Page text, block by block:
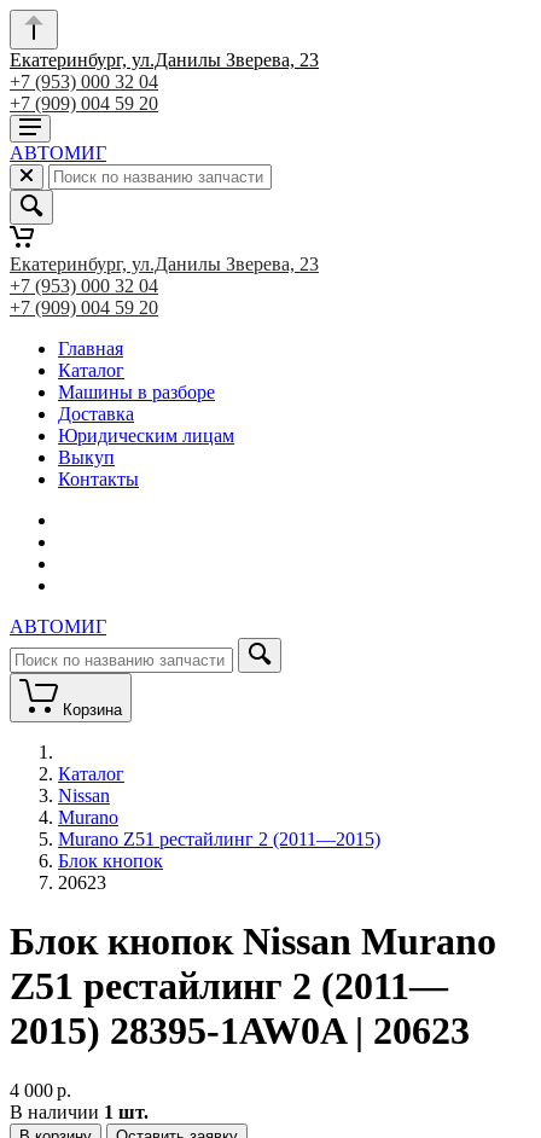
Екатеринбург, ул.Данилы Зверева, 23
+7 (953) 000 32 04
+7 (909) 004 59 20
АВТОМИГ
Екатеринбург, ул.Данилы Зверева, 23
+7 (953) 000 32 04
+7 (909) 004 59 20
Главная
Каталог
Машины в разборе
Доставка
Юридическим лицам
Выкуп
Контакты
АВТОМИГ
Корзина
Каталог
Nissan
Murano
Murano Z51 рестайлинг 2 (2011—2015)
Блок кнопок
20623
Блок кнопок Nissan Murano
Z51 рестайлинг 2 (2011—
2015) 28395-1AW0A | 20623
4 000р.
В наличии 1 шт.